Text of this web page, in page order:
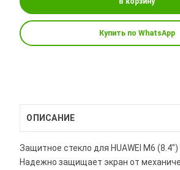
Купить по WhatsApp
ОПИСАНИЕ
Защитное стекло для HUAWEI M6
Надежно защищает экран от